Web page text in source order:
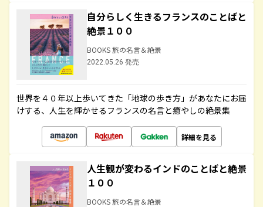
自分らしく生きるフランスのことばと
絶景１００
BOOKS 旅の名言＆絶景
2022.05.26 発売
世界を４０年以上歩いてきた「地球の歩き方」があなたにお届
けする、人生を輝かせるフランスの名言と癒やしの絶景集
詳細を見る
人生観が変わるインドのことばと絶景
１００
BOOKS 旅の名言＆絶景